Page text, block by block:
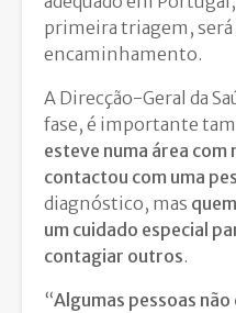
primeira triagem,
encaminhamento.
A Direcção-Geral da
fase, é importante
esteve numa área com
contactou com uma
diagnóstico, mas
um cuidado especial
contagiar outros.
“Algumas pessoas